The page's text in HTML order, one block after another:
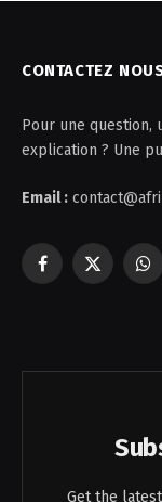
CONTACTEZ
Pour une question,
explication ? Une
Email :
Facebook
X
Get the